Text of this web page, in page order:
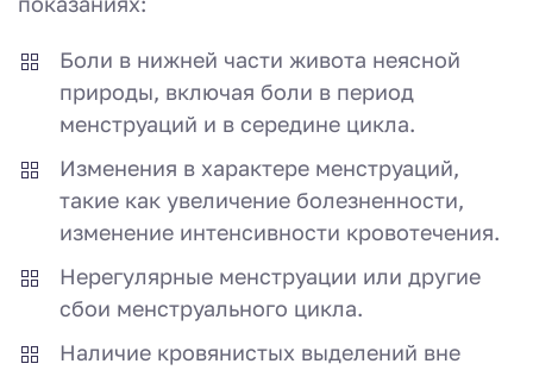
Боли в нижней части живота неясной
природы, включая боли в период
менструаций и в середине цикла.
Изменения в характере менструаций,
такие как увеличение болезненности,
изменение интенсивности кровотечения.
Нерегулярные менструации или другие
сбои менструального цикла.
Наличие кровянистых выделений вне